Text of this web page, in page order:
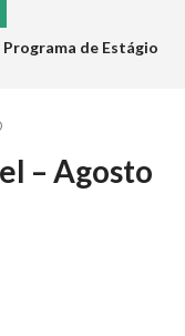
Programa de Estágio
– Agosto